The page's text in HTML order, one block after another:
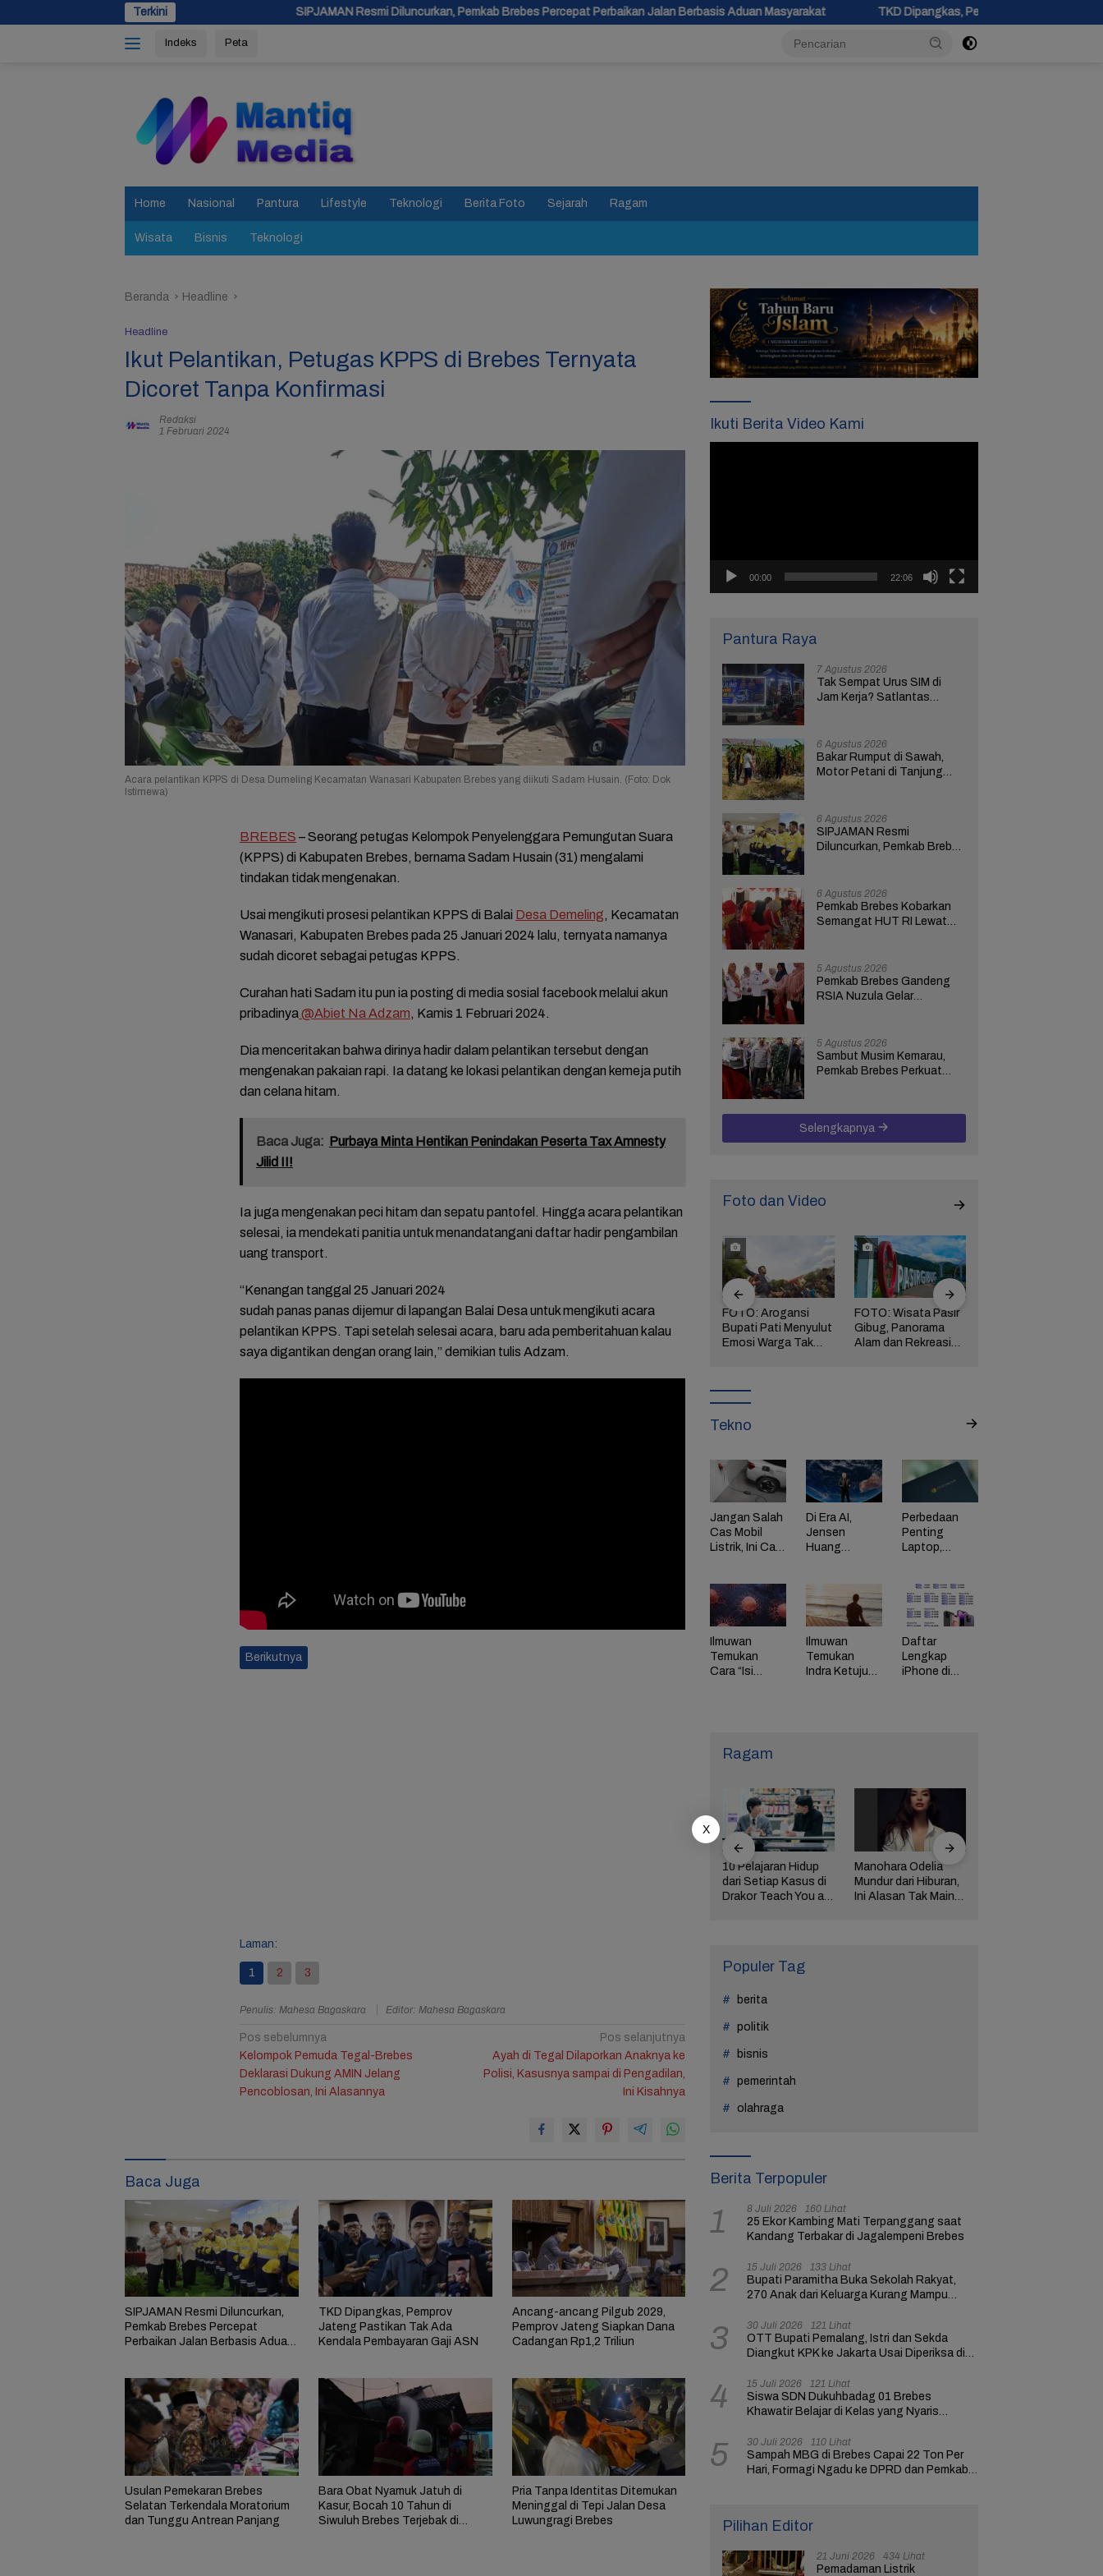
ke
TerkiniSIPJAMAN Resmi Diluncurkan, Pemkab Brebes Percepat Perbaikan Jalan Berbasis Aduan Masyarakat TKD Dipangkas, Pemprov Jateng Pastikan Tak Ada Kendala
Indeks Peta
Home Nasional Pantura Lifestyle Teknologi Berita Foto Sejarah Ragam
Wisata Bisnis Teknologi
Beranda Headline
Headline
Ikut Pelantikan, Petugas KPPS di Brebes Ternyata
Dicoret Tanpa Konfirmasi
Redaksi
1 Februari 2024
Acara pelantikan KPPS di Desa Dumeling Kecamatan Wanasari Kabupaten Brebes yang diikuti Sadam Husain. (Foto: Dok
Istimewa)
BREBES – Seorang petugas Kelompok Penyelenggara Pemungutan Suara
(KPPS) di Kabupaten Brebes, bernama Sadam Husain (31) mengalami
tindakan tidak mengenakan.
Usai mengikuti prosesi pelantikan KPPS di Balai Desa Demeling, Kecamatan
Wanasari, Kabupaten Brebes pada 25 Januari 2024 lalu, ternyata namanya
sudah dicoret sebagai petugas KPPS.
Curahan hati Sadam itu pun ia posting di media sosial facebook melalui akun
pribadinya@Abiet Na Adzam, Kamis 1 Februari 2024.
Dia menceritakan bahwa dirinya hadir dalam pelantikan tersebut dengan
mengenakan pakaian rapi. Ia datang ke lokasi pelantikan dengan kemeja putih
dan celana hitam.
Baca Juga: Purbaya Minta Hentikan Penindakan Peserta Tax Amnesty
Jilid II!
Ia juga mengenakan peci hitam dan sepatu pantofel. Hingga acara pelantikan
selesai, ia mendekati panitia untuk menandatangani daftar hadir pengambilan
uang transport.
“Kenangan tanggal 25 Januari 2024
sudah panas panas dijemur di lapangan Balai Desa untuk mengikuti acara
pelantikan KPPS. Tapi setelah selesai acara, baru ada pemberitahuan kalau
saya digantikan dengan orang lain,” demikian tulis Adzam.
Berikutnya
Laman:
1 2 3
Penulis: Mahesa Bagaskara Editor: Mahesa Bagaskara
Navigasi
pos
Pos sebelumnya
Kelompok Pemuda Tegal-Brebes
Deklarasi Dukung AMIN Jelang
Pencoblosan, Ini Alasannya
Pos selanjutnya
Ayah di Tegal Dilaporkan Anaknya ke
Polisi, Kasusnya sampai di Pengadilan,
Ini Kisahnya
Baca Juga
SIPJAMAN Resmi Diluncurkan,
Pemkab Brebes Percepat
Perbaikan Jalan Berbasis Aduan
TKD Dipangkas, Pemprov
Jateng Pastikan Tak Ada
Kendala Pembayaran Gaji ASN
Ancang-ancang Pilgub 2029,
Pemprov Jateng Siapkan Dana
Cadangan Rp1,2 Triliun
Usulan Pemekaran Brebes
Selatan Terkendala Moratorium
dan Tunggu Antrean Panjang
Bara Obat Nyamuk Jatuh di
Kasur, Bocah 10 Tahun di
Siwuluh Brebes Terjebak di
Pria Tanpa Identitas Ditemukan
Meninggal di Tepi Jalan Desa
Luwungragi Brebes
Ikuti Berita Video Kami
00:00 22:06
Pantura Raya
7 Agustus 2026
Tak Sempat Urus SIM di
Jam Kerja? Satlantas
Hari
6 Agustus 2026
Bakar Rumput di Sawah,
Motor Petani di Tanjung
6 Agustus 2026
SIPJAMAN Resmi
Diluncurkan, Pemkab Brebes
6 Agustus 2026
Pemkab Brebes Kobarkan
Semangat HUT RI Lewat
5 Agustus 2026
Pemkab Brebes Gandeng
RSIA Nuzula Gelar
5 Agustus 2026
Sambut Musim Kemarau,
Pemkab Brebes Perkuat
Selengkapnya
Foto dan Video
FOTO: Khidmat dan
Mariah Agenda
Bupati Brebes
FOTO: Daya Tarik
Taman Bunga
Wisata Kekinian
FOTO: Wisata
Kebun Teh Kaligua
FOTO: Arogansi
Bupati Pati Menyulut
Emosi Warga Tak
Kekuasaan!
FOTO: Wisata Pasir
Gibug, Panorama
Alam dan Rekreasi
Tekno
Jangan Salah
Cas Mobil
Listrik, Ini Cara
PLN di HP
Di Era AI,
Jensen
Huang
Karyawan
Tinggi
Perbedaan
Penting
Laptop,
Ilmuwan
Temukan
Cara “Isi
Ilmuwan
Temukan
Indra Ketujuh
Daftar
Lengkap
iPhone di
Ragam
10 Pelajaran Hidup
dari Setiap Kasus di
Drakor Teach You a
Manohara Odelia
Mundur dari Hiburan,
Ini Alasan Tak Main
Populer Tag
berita
politik
bisnis
pemerintah
olahraga
Berita Terpopuler
1 8 Juli 2026 160 Lihat
25 Ekor Kambing Mati Terpanggang saat
Kandang Terbakar di Jagalempeni Brebes
2 15 Juli 2026 133 Lihat
Bupati Paramitha Buka Sekolah Rakyat,
270 Anak dari Keluarga Kurang Mampu
3 30 Juli 2026 121 Lihat
OTT Bupati Pemalang, Istri dan Sekda
Diangkut KPK ke Jakarta Usai Diperiksa di
4 15 Juli 2026 121 Lihat
Siswa SDN Dukuhbadag 01 Brebes
Khawatir Belajar di Kelas yang Nyaris
5 30 Juli 2026 110 Lihat
Sampah MBG di Brebes Capai 22 Ton Per
Hari, Formagi Ngadu ke DPRD dan Pemkab
Pilihan Editor
21 Juni 2026 434 Lihat
Pemadaman Listrik
X